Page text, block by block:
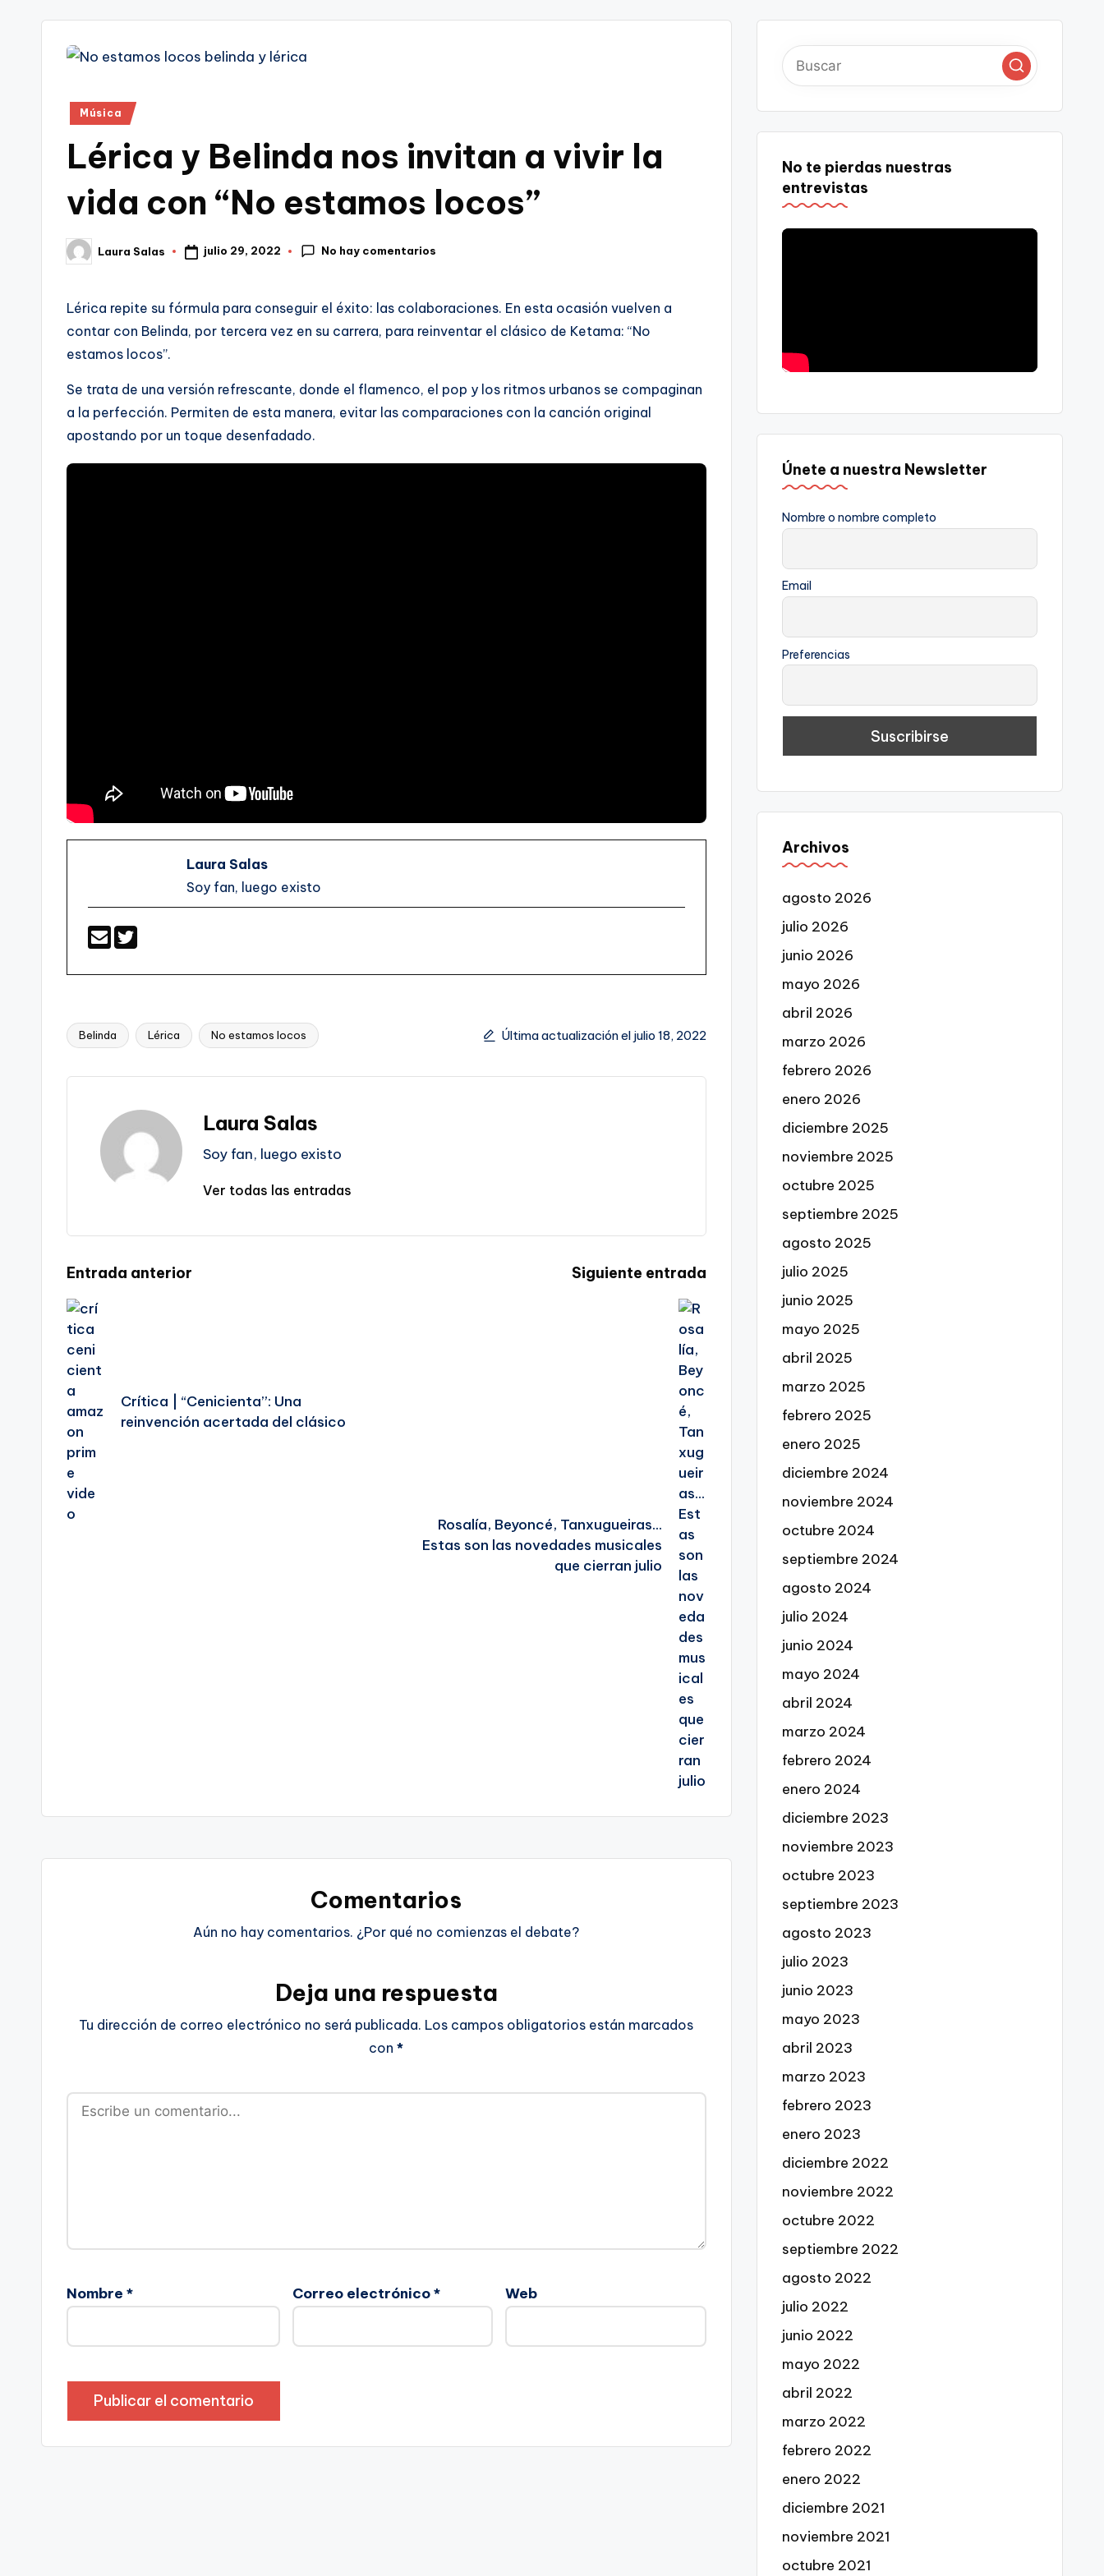
Publicado
Música
Lérica y Belinda nos invitan a vivir la
vida con “No estamos locos”
Publicado
por
Laura Salas julio 29, 2022 No hay comentarios
Lérica repite su fórmula para conseguir el éxito: las colaboraciones. En esta ocasión vuelven a
contar con Belinda, por tercera vez en su carrera, para reinventar el clásico de Ketama: “No
estamos locos”.
Se trata de una versión refrescante, donde el flamenco, el pop y los ritmos urbanos se compaginan
a la perfección. Permiten de esta manera, evitar las comparaciones con la canción original
apostando por un toque desenfadado.
Laura Salas
Soy fan, luego existo
Etiquetas:
Belinda Lérica No estamos locos Última actualización el julio 18, 2022
Laura Salas
Soy fan, luego existo
Ver todas las entradas
Navegación
de
entradas
Entrada anterior
Crítica | “Cenicienta”: Una
reinvención acertada del clásico
Siguiente entrada
Rosalía, Beyoncé, Tanxugueiras…
Estas son las novedades musicales
que cierran julio
Comentarios
Aún no hay comentarios. ¿Por qué no comienzas el debate?
Deja una respuesta
Tu dirección de correo electrónico no será publicada. Los campos obligatorios están marcados
con*
Nombre * Correo electrónico* Web
No te pierdas nuestras
entrevistas
Únete a nuestra Newsletter
Nombre o nombre completo
Email
Preferencias
Archivos
agosto 2026
julio 2026
junio 2026
mayo 2026
abril 2026
marzo 2026
febrero 2026
enero 2026
diciembre 2025
noviembre 2025
octubre 2025
septiembre 2025
agosto 2025
julio 2025
junio 2025
mayo 2025
abril 2025
marzo 2025
febrero 2025
enero 2025
diciembre 2024
noviembre 2024
octubre 2024
septiembre 2024
agosto 2024
julio 2024
junio 2024
mayo 2024
abril 2024
marzo 2024
febrero 2024
enero 2024
diciembre 2023
noviembre 2023
octubre 2023
septiembre 2023
agosto 2023
julio 2023
junio 2023
mayo 2023
abril 2023
marzo 2023
febrero 2023
enero 2023
diciembre 2022
noviembre 2022
octubre 2022
septiembre 2022
agosto 2022
julio 2022
junio 2022
mayo 2022
abril 2022
marzo 2022
febrero 2022
enero 2022
diciembre 2021
noviembre 2021
octubre 2021